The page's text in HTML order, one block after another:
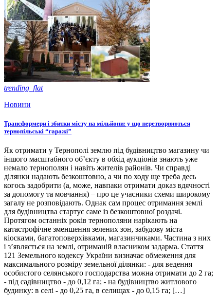
trending_flat
Новини
Трансформери і збитки місту на мільйони: у що перетворюються
тернопільські “гаражі”
Як отримати у Тернополі землю під будівництво магазину чи
іншого масштабного об’єкту в обхід аукціонів знають уже
немало тернополян і навіть жителів районів. Чи справді
ділянки надають безкоштовно, а чи по ходу ще треба десь
когось задобрити (а, може, навпаки отримати доказ вдячності
за допомогу та мовчання) – про це учасники схеми широкому
загалу не розповідають. Однак сам процес отримання землі
для будівництва стартує саме із безкоштовної роздачі.
Протягом останніх років тернополяни нарікають на
катастрофічне зменшення зелених зон, забудову міста
кіосками, багатоповерхівками, магазинчиками. Частина з них
і з’являється на землі, отриманій власником задарма. Стаття
121 Земельного кодексу України визначає обмеження для
максимального розміру земельної ділянки: - для ведення
особистого селянського господарства можна отримати до 2 га;
- під садівництво - до 0,12 га; - на будівництво житлового
будинку: в селі - до 0,25 га, в селищах - до 0,15 га; […]